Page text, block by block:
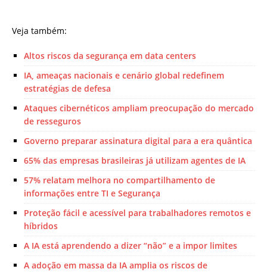
Veja também:
Altos riscos da segurança em data centers
IA, ameaças nacionais e cenário global redefinem
estratégias de defesa
Ataques cibernéticos ampliam preocupação do mercado
de resseguros
Governo preparar assinatura digital para a era quântica
65% das empresas brasileiras já utilizam agentes de IA
57% relatam melhora no compartilhamento de
informações entre TI e Segurança
Proteção fácil e acessível para trabalhadores remotos e
híbridos
A IA está aprendendo a dizer “não” e a impor limites
A adoção em massa da IA amplia os riscos de